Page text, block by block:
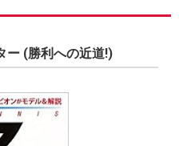
ー (勝利への近道!)